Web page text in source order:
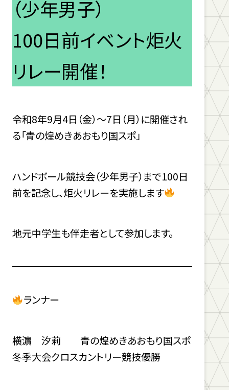
（少年男子）
100日前イベント炬火
リレー開催！
令和8年9月4日（金）～7日（月）に開催され
る「青の煌めきあおもり国スポ」
ハンドボール競技会（少年男子）まで100日
前を記念し、炬火リレーを実施します
地元中学生も伴走者として参加します。
ランナー
横濵 汐莉 青の煌めきあおもり国スポ
冬季大会クロスカントリー競技優勝